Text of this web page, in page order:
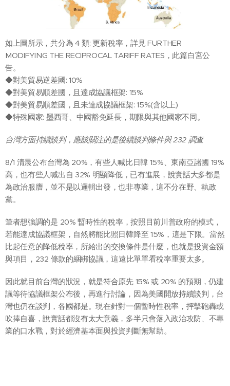
如上圖所示，共分為 4 類: 更新稅率，詳見 FURTHER
MODIFYING THE RECIPROCAL TARIFF RATES，此篇白宮公
告。
◆對美貿易逆差國: 10%
◆對美貿易順差國，且達成協議框架: 15%
◆對美貿易順差國，且未達成協議框架: 15%(含以上)
◆特殊國家: 墨西哥、中國豁免延長，期限與其他國家不同。
台灣方面持續談判，應該關注的是後續談判條件與 232 調查
8/1 清晨公布台灣為 20%，有些人喊比日韓 15%、東南亞諸國 19%
高，也有些人喊出自 32% 明顯降低，已有進展，說實話大多都是
為政治服膺，並不是以邏輯出發，也非專業，這不分在野、執政
黨。
筆者想強調的是 20% 暫時性的稅率，按照目前川普政府的模式，
若能達成協議框架，自然將能比照日韓降至 15%，這是下限。當然
比起任意的降低稅率，所給出的交換條件是什麼，也就是投資金額
與項目，232 條款的綑綁協議，這遠比單單看稅率重要太多。
因此就目前台灣的狀況，就是符合原先 15% 或 20% 的預期，仍建
議等待協議框架公布後，再進行討論，因為美國開放持續談判，台
灣也仍在談判，各國都是。現在針對一個暫時性稅率，抨擊砲轟或
吹捧自喜，說實話都沒有太大意義，多半只會落入政治攻防、不專
業的口水戰，對於經濟基本面與投資判斷無幫助。